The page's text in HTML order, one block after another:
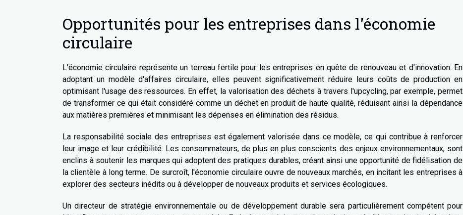
Opportunités pour les entreprises dans l'économie
circulaire
L'économie circulaire représente un terreau fertile pour les entreprises en quête de renouveau et d'innovation. En
adoptant un modèle d'affaires circulaire, elles peuvent significativement réduire leurs coûts de production en
optimisant l'usage des ressources. En effet, la valorisation des déchets à travers l'upcycling, par exemple, permet
de transformer ce qui était considéré comme un déchet en produit de haute qualité, réduisant ainsi la dépendance
aux matières premières et minimisant les dépenses en élimination des résidus.
La responsabilité sociale des entreprises est également valorisée dans ce modèle, ce qui contribue à renforcer
leur image et leur crédibilité. Les consommateurs, de plus en plus conscients des enjeux environnementaux, sont
enclins à soutenir les marques qui adoptent des pratiques durables, créant ainsi une opportunité de fidélisation de
la clientèle à long terme. De surcroît, l'économie circulaire ouvre de nouveaux marchés, en incitant les entreprises à
explorer des secteurs inédits ou à développer de nouveaux produits et services écologiques.
Un directeur de stratégie environnementale ou de développement durable sera particulièrement compétent pour